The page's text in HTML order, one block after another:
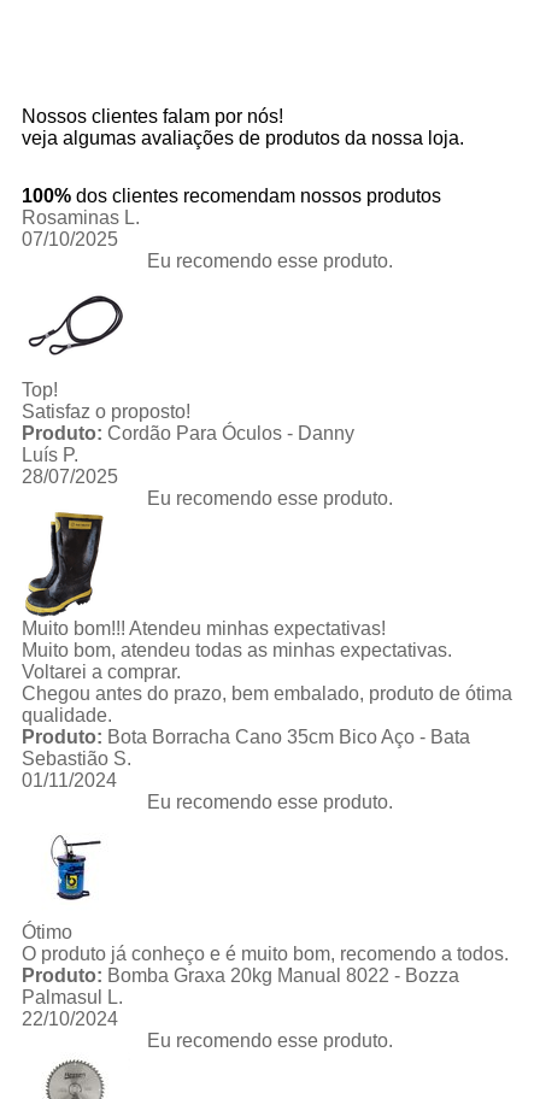
Nossos clientes falam por nós!
veja algumas avaliações de produtos da nossa loja.
100% dos clientes recomendam nossos produtos
Rosaminas L.
07/10/2025
Eu recomendo esse produto.
Top!
Satisfaz o proposto!
Produto: Cordão Para Óculos - Danny
Luís P.
28/07/2025
Eu recomendo esse produto.
Muito bom!!! Atendeu minhas expectativas!
Muito bom, atendeu todas as minhas expectativas.
Voltarei a comprar.
Chegou antes do prazo, bem embalado, produto de ótima
qualidade.
Produto: Bota Borracha Cano 35cm Bico Aço - Bata
Sebastião S.
01/11/2024
Eu recomendo esse produto.
Ótimo
O produto já conheço e é muito bom, recomendo a todos.
Produto: Bomba Graxa 20kg Manual 8022 - Bozza
Palmasul L.
22/10/2024
Eu recomendo esse produto.